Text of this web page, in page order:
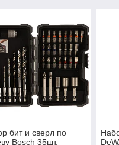
бит и сверл по
Bosch 35шт.